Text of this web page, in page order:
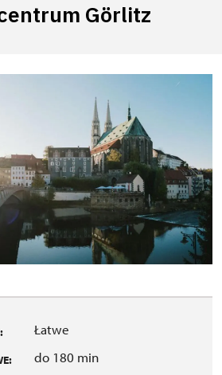
Görlitz
Łatwe
do 180 min